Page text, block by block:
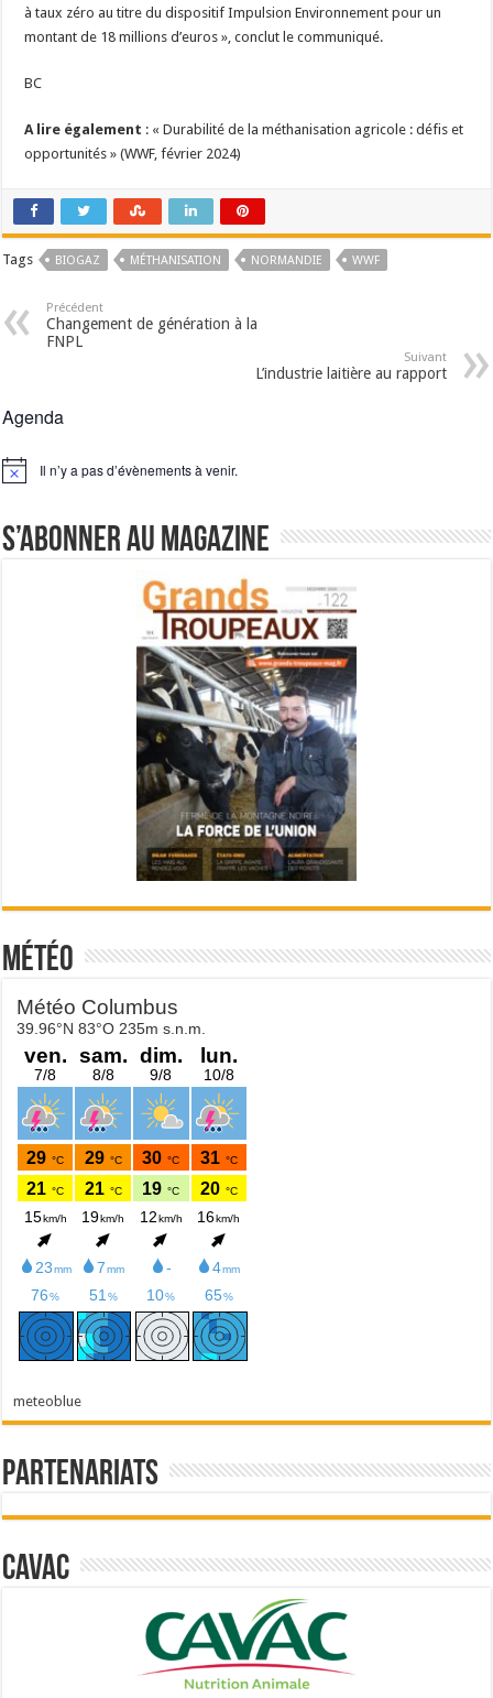
à taux zéro au titre du dispositif Impulsion Environnement pour un
montant de 18 millions d’euros », conclut le communiqué.
BC
A lire également : « Durabilité de la méthanisation agricole : défis et
opportunités » (WWF, février 2024)
Tags BIOGAZ MÉTHANISATION NORMANDIE WWF
Précédent
Changement de génération à la
FNPL
Suivant
L’industrie laitière au rapport
Agenda
Notice Il n’y a pas d’évènements à venir.
S’abonner au magazine
Météo
meteoblue
Partenariats
Cavac